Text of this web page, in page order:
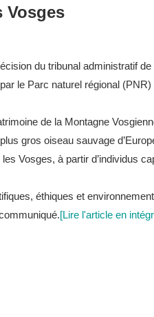
Vosges
du tribunal administratif
le Parc naturel régional
de la Montagne
gros oiseau sauvage
Vosges, à partir d’individus
éthiques et
[Lire l'article en